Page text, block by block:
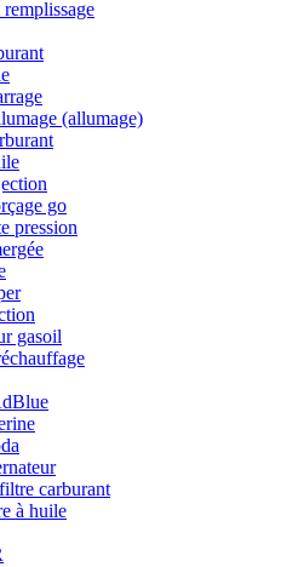
(allumage)
go
pression
gasoil
carburant
à huile